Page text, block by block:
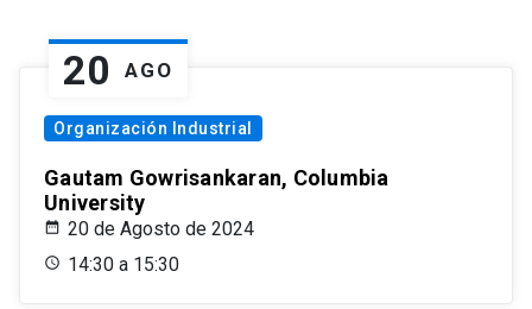
20 AGO
Organización Industrial
Gautam Gowrisankaran, Columbia
University
20 de Agosto de 2024
14:30 a 15:30